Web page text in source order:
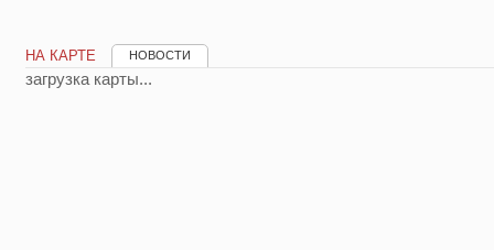
НА КАРТЕ НОВОСТИ
загрузка карты...